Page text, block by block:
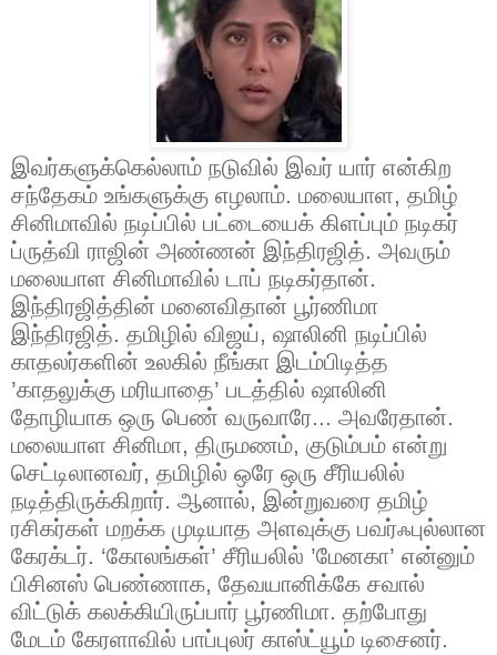
இவர்களுக்கெல்லாம் நடுவில் இவர் யார் என்கிற
சந்தேகம் உங்களுக்கு எழலாம். மலையாள, தமிழ்
சினிமாவில் நடிப்பில் பட்டையைக் கிளப்பும் நடிகர்
ப்ருத்வி ராஜின் அண்ணன் இந்திரஜித். அவரும்
மலையாள சினிமாவில் டாப் நடிகர்தான்.
இந்திரஜித்தின் மனைவிதான் பூர்ணிமா
இந்திரஜித். தமிழில் விஜய், ஷாலினி நடிப்பில்
காதலர்களின் உலகில் நீங்கா இடம்பிடித்த
’காதலுக்கு மரியாதை’ படத்தில் ஷாலினி
தோழியாக ஒரு பெண் வருவாரே... அவரேதான்.
மலையாள சினிமா, திருமணம், குடும்பம் என்று
செட்டிலானவர், தமிழில் ஒரே ஒரு சீரியலில்
நடித்திருக்கிறார். ஆனால், இன்றுவரை தமிழ்
ரசிகர்கள் மறக்க முடியாத அளவுக்கு பவர்ஃபுல்லான
கேரக்டர். ‘கோலங்கள்’ சீரியலில் ’மேனகா’ என்னும்
பிசினஸ் பெண்ணாக, தேவயானிக்கே சவால்
விட்டுக் கலக்கியிருப்பார் பூர்ணிமா. தற்போது
மேடம் கேரளாவில் பாப்புலர் காஸ்ட்யூம் டிசைனர்.